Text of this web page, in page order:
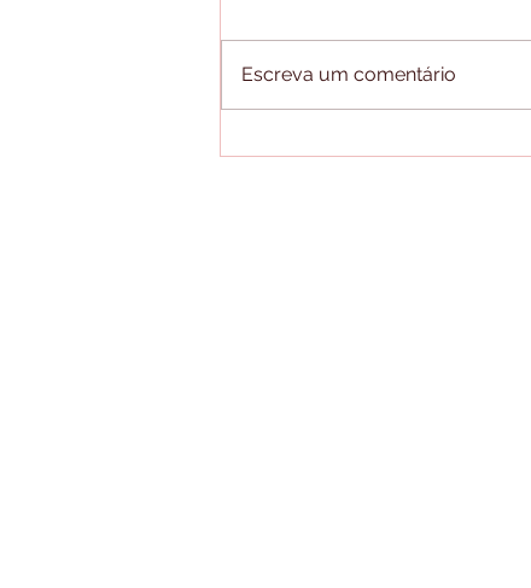
Escreva um comentário